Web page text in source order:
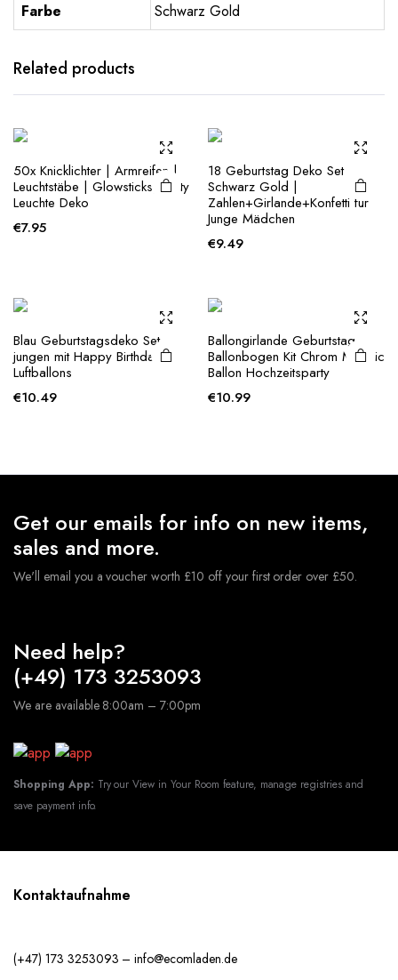
Farbe Schwarz Gold
Related products
50x Knicklichter | Armreifen |
Leuchtstäbe | Glowsticks, Party
Leuchte Deko
€7.95
18 Geburtstag Deko Set
Schwarz Gold |
Zahlen+Girlande+Konfetti für
Junge Mädchen
€9.49
Blau Geburtstagsdeko Set
jungen mit Happy Birthday
Luftballons
€10.49
Ballongirlande Geburtstag
Ballonbogen Kit Chrom Metallic
Ballon Hochzeitsparty
€10.99
Get our emails for info on new items,
sales and more.
We'll email you a voucher worth £10 off your first order over £50.
Need help?
(+49) 173 3253093
We are available 8:00am – 7:00pm
Shopping App: Try our View in Your Room feature, manage registries and
save payment info.
Kontaktaufnahme
(+47) 173 3253093 – info@ecomladen.de